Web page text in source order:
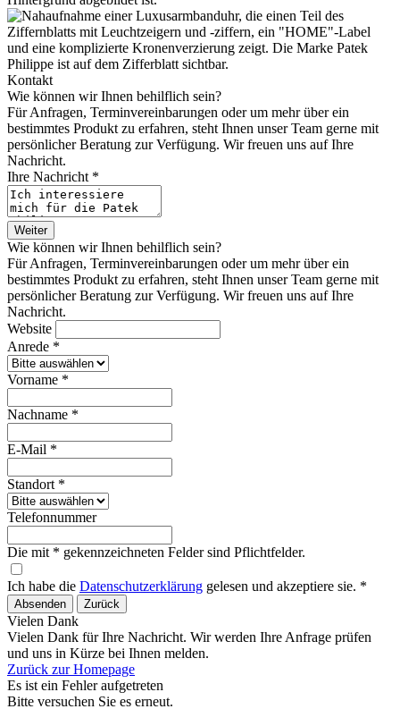
Kontakt
Wie können wir Ihnen behilflich sein?
Für Anfragen, Terminvereinbarungen oder um mehr über ein
bestimmtes Produkt zu erfahren, steht Ihnen unser Team gerne mit
persönlicher Beratung zur Verfügung. Wir freuen uns auf Ihre
Nachricht.
Ihre Nachricht *
Weiter
Wie können wir Ihnen behilflich sein?
Für Anfragen, Terminvereinbarungen oder um mehr über ein
bestimmtes Produkt zu erfahren, steht Ihnen unser Team gerne mit
persönlicher Beratung zur Verfügung. Wir freuen uns auf Ihre
Nachricht.
Website
Anrede *
Vorname *
Nachname *
E-Mail *
Standort *
Telefonnummer
Die mit * gekennzeichneten Felder sind Pflichtfelder.
Ich habe die Datenschutzerklärung gelesen und akzeptiere sie. *
Absenden Zurück
Vielen Dank
Vielen Dank für Ihre Nachricht. Wir werden Ihre Anfrage prüfen
und uns in Kürze bei Ihnen melden.
Zurück zur Homepage
Es ist ein Fehler aufgetreten
Bitte versuchen Sie es erneut.